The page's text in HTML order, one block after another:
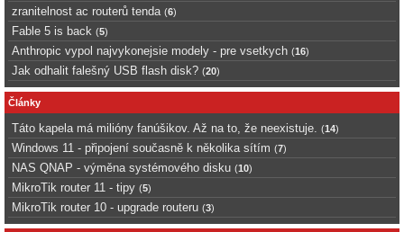
zranitelnost ac routerů tenda (6)
Fable 5 is back (5)
Anthropic vypol najvykonejsie modely - pre vsetkych (16)
Jak odhalit falešný USB flash disk? (20)
Články
Táto kapela má milióny fanúšikov. Až na to, že neexistuje. (14)
Windows 11 - připojení současně k několika sítím (7)
NAS QNAP - výměna systémového disku (10)
MikroTik router 11 - tipy (5)
MikroTik router 10 - upgrade routeru (3)